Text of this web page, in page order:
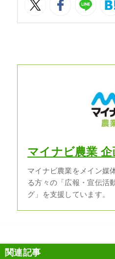
マイナビ農業 企
マイナビ農業をメイン媒
る方々の「広報・宣伝活
グ」を支援しています。
関連記事